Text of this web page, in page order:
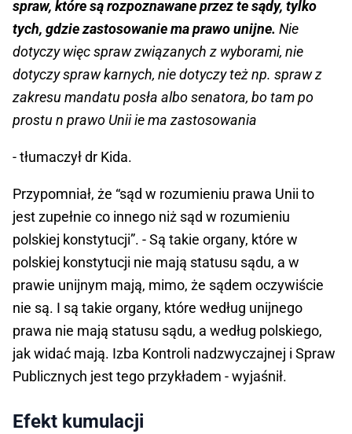
spraw, które są rozpoznawane przez te sądy, tylko
tych, gdzie zastosowanie ma prawo unijne. Nie
dotyczy więc spraw związanych z wyborami, nie
dotyczy spraw karnych, nie dotyczy też np. spraw z
zakresu mandatu posła albo senatora, bo tam po
prostu n prawo Unii ie ma zastosowania
- tłumaczył dr Kida.
Przypomniał, że “sąd w rozumieniu prawa Unii to
jest zupełnie co innego niż sąd w rozumieniu
polskiej konstytucji”. - Są takie organy, które w
polskiej konstytucji nie mają statusu sądu, a w
prawie unijnym mają, mimo, że sądem oczywiście
nie są. I są takie organy, które według unijnego
prawa nie mają statusu sądu, a według polskiego,
jak widać mają. Izba Kontroli nadzwyczajnej i Spraw
Publicznych jest tego przykładem - wyjaśnił.
Efekt kumulacji